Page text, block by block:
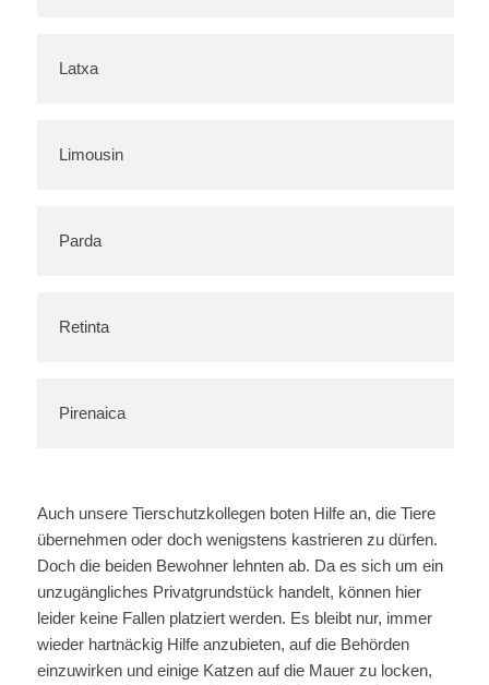
Latxa
Limousin
Parda
Retinta
Pirenaica
Auch unsere Tierschutzkollegen boten Hilfe an, die Tiere
übernehmen oder doch wenigstens kastrieren zu dürfen.
Doch die beiden Bewohner lehnten ab. Da es sich um ein
unzugängliches Privatgrundstück handelt, können hier
leider keine Fallen platziert werden. Es bleibt nur, immer
wieder hartnäckig Hilfe anzubieten, auf die Behörden
einzuwirken und einige Katzen auf die Mauer zu locken,